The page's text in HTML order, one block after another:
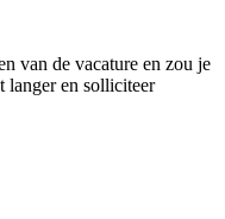
van de vacature en zou je
langer en solliciteer